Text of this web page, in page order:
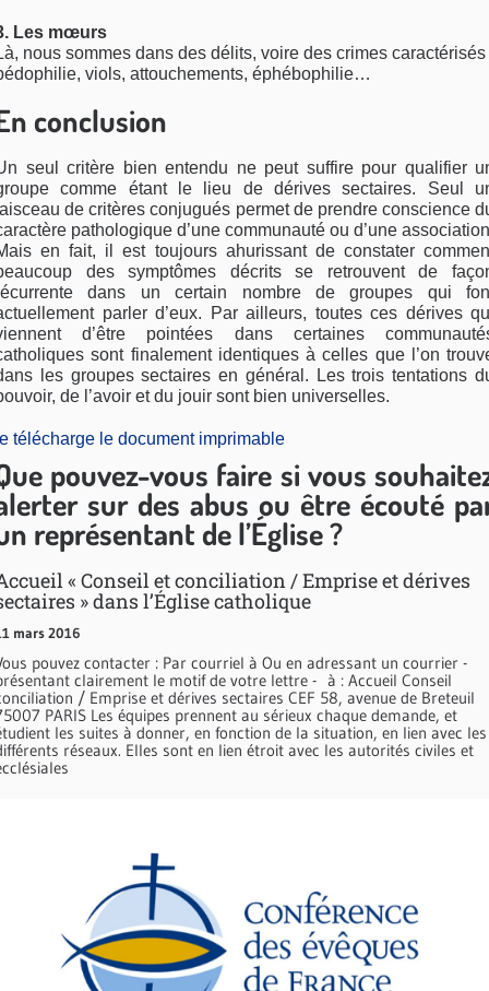
Les mœurs
nous sommes dans des délits, voire des crimes caractérisés
viols, attouchements, éphébophilie…
conclusion
seul critère bien entendu ne peut suffire pour qualifier
comme étant le lieu de dérives sectaires. Seul
de critères conjugués permet de prendre conscience
pathologique d’une communauté ou d’une
en fait, il est toujours ahurissant de constater
des symptômes décrits se retrouvent de
dans un certain nombre de groupes qui
parler d’eux. Par ailleurs, toutes ces dérives
d’être pointées dans certaines
sont finalement identiques à celles que l’on
les groupes sectaires en général. Les trois tentations
de l’avoir et du jouir sont bien universelles.
télécharge le document imprimable
pouvez-vous faire si vous
sur des abus ou être écouté
représentant de l’Église ?
« Conseil et conciliation / Emprise et dérives
» dans l’Église catholique
mars 2016
pouvez contacter : Par courriel à Ou en adressant un courrier -
clairement le motif de votre lettre - à : Accueil Conseil
/ Emprise et dérives sectaires CEF 58, avenue de Breteuil
PARIS Les équipes prennent au sérieux chaque demande, et
les suites à donner, en fonction de la situation, en lien avec les
réseaux. Elles sont en lien étroit avec les autorités civiles et